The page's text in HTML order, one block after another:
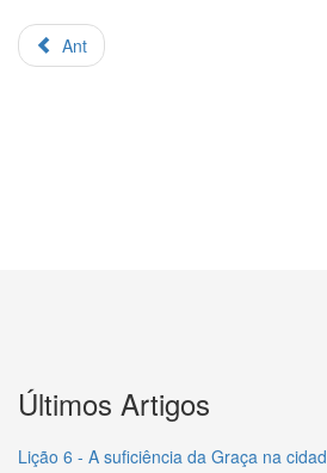
Ant
Últimos Artigos
Lição 6 - A suficiência da Graça na